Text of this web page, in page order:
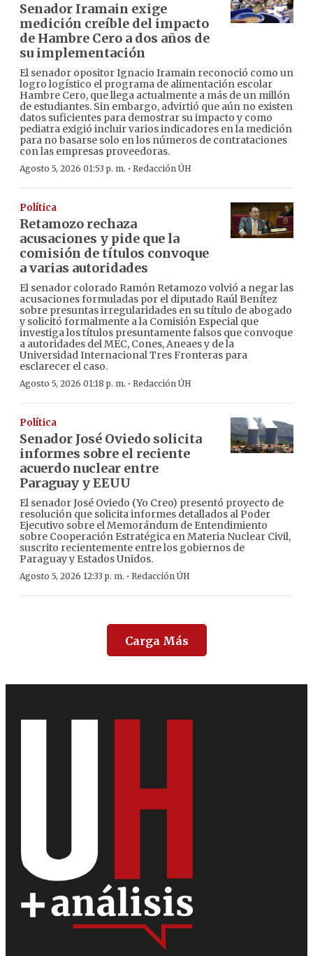
Senador Iramain exige
medición creíble del impacto
de Hambre Cero a dos años de
su implementación
El senador opositor Ignacio Iramain reconoció como un
logro logístico el programa de alimentación escolar
Hambre Cero, que llega actualmente a más de un millón
de estudiantes. Sin embargo, advirtió que aún no existen
datos suficientes para demostrar su impacto y como
pediatra exigió incluir varios indicadores en la medición
para no basarse solo en los números de contrataciones
con las empresas proveedoras.
Agosto 5, 2026 01:53 p. m. · Redacción ÚH
Política
Retamozo rechaza
acusaciones y pide que la
comisión de títulos convoque
a varias autoridades
El senador colorado Ramón Retamozo volvió a negar las
acusaciones formuladas por el diputado Raúl Benítez
sobre presuntas irregularidades en su título de abogado
y solicitó formalmente a la Comisión Especial que
investiga los títulos presuntamente falsos que convoque
a autoridades del MEC, Cones, Aneaes y de la
Universidad Internacional Tres Fronteras para
esclarecer el caso.
Agosto 5, 2026 01:18 p. m. · Redacción ÚH
Política
Senador José Oviedo solicita
informes sobre el reciente
acuerdo nuclear entre
Paraguay y EEUU
El senador José Oviedo (Yo Creo) presentó proyecto de
resolución que solicita informes detallados al Poder
Ejecutivo sobre el Memorándum de Entendimiento
sobre Cooperación Estratégica en Materia Nuclear Civil,
suscrito recientemente entre los gobiernos de
Paraguay y Estados Unidos.
Agosto 5, 2026 12:33 p. m. · Redacción ÚH
Carga Más